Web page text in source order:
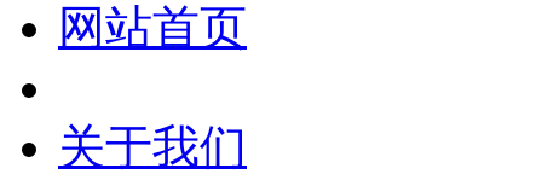
网站首页
关于我们